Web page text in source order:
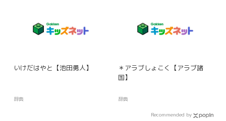
いけだはやと【池田勇人】
辞典
＊アラブしょこく【アラブ諸
国】
辞典
Recommended by